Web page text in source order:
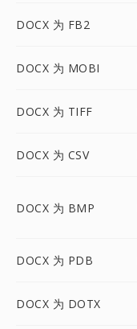
DOCX 为 FB2
DOCX 为 MOBI
DOCX 为 TIFF
DOCX 为 CSV
DOCX 为 BMP
DOCX 为 PDB
DOCX 为 DOTX